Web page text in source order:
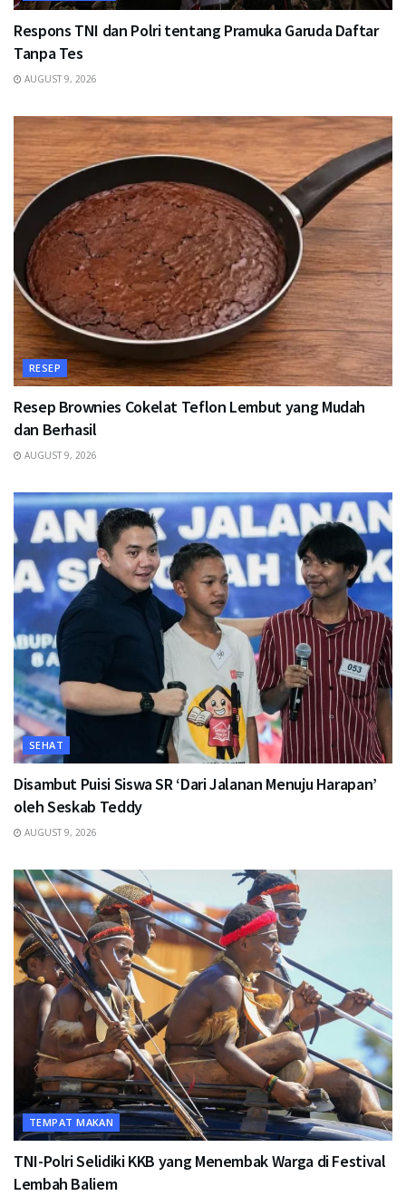
Respons TNI dan Polri tentang Pramuka Garuda Daftar
Tanpa Tes
AUGUST 9, 2026
RESEP
Resep Brownies Cokelat Teflon Lembut yang Mudah
dan Berhasil
AUGUST 9, 2026
SEHAT
Disambut Puisi Siswa SR ‘Dari Jalanan Menuju Harapan’
oleh Seskab Teddy
AUGUST 9, 2026
TEMPAT MAKAN
TNI-Polri Selidiki KKB yang Menembak Warga di Festival
Lembah Baliem